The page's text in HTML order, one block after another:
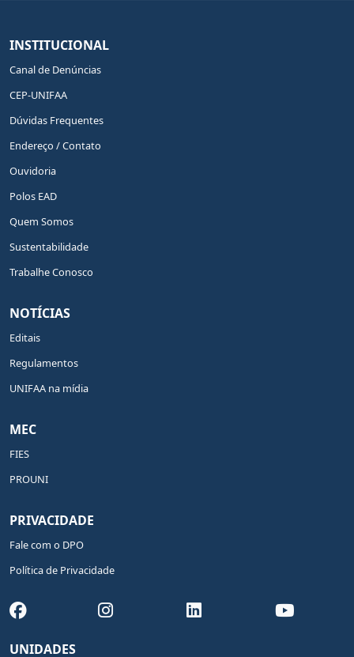
INSTITUCIONAL
Canal de Denúncias
CEP-UNIFAA
Dúvidas Frequentes
Endereço / Contato
Ouvidoria
Polos EAD
Quem Somos
Sustentabilidade
Trabalhe Conosco
NOTÍCIAS
Editais
Regulamentos
UNIFAA na mídia
MEC
FIES
PROUNI
PRIVACIDADE
Fale com o DPO
Política de Privacidade
UNIDADES